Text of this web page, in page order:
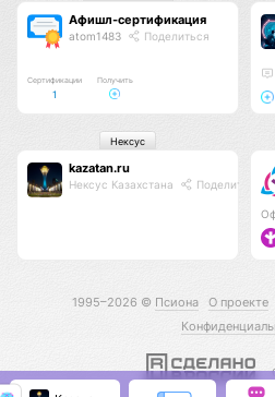
Афишл-сертификация
atom1483 Поделиться
Сертификации
1
Получить
kazatan.ru
Нексус Казахстана Поделиться
Нексус
1995–2026 © Псиона О проекте